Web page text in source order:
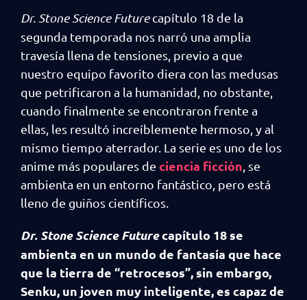
Dr. Stone Science Futurecapítulo 18 de la
segunda temporada nos narró una amplia
travesía llena de tensiones, previo a que
nuestro equipo favorito diera con las medusas
que petrificaron a la humanidad, no obstante,
cuando finalmente se encontraron frente a
ellas, les resultó increíblemente hermoso, y al
mismo tiempo aterrador. La serie es uno de los
anime más populares de ciencia ficción , se
ambienta en un entorno fantástico, pero está
lleno de guiños científicos.
Dr. Stone Science Futurecapítulo 18 se
ambienta en un mundo de fantasía que hace
que la tierra de “retrocesos”, sin embargo,
Senku, un joven muy inteligente, es capaz de